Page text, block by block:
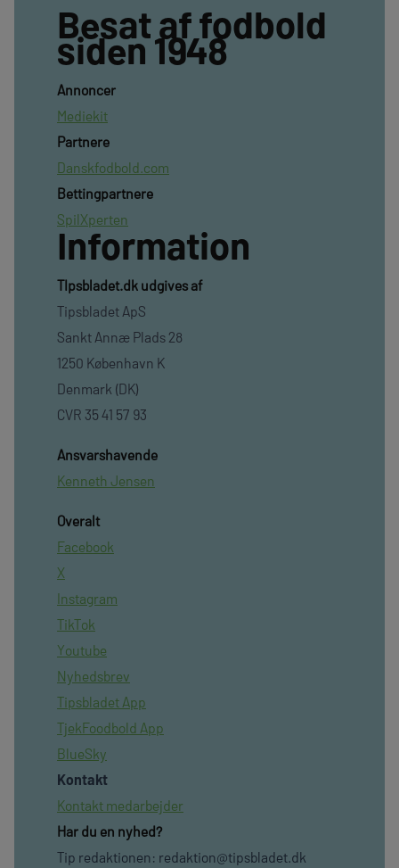
Besat af fodbold
siden 1948
Annoncer
Mediekit
Partnere
Danskfodbold.com
Bettingpartnere
SpilXperten
Information
TIpsbladet.dk udgives af
Tipsbladet ApS
Sankt Annæ Plads 28
1250 København K
Denmark (DK)
CVR 35 41 57 93
Ansvarshavende
Kenneth Jensen
Overalt
Facebook
X
Instagram
TikTok
Youtube
Nyhedsbrev
Tipsbladet App
TjekFoodbold App
BlueSky
Kontakt
Kontakt medarbejder
Har du en nyhed?
Tip redaktionen: redaktion@tipsbladet.dk